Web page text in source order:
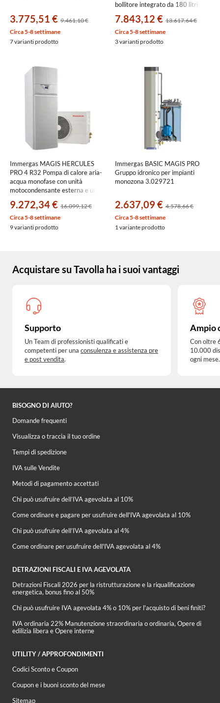
3.775,51 € 9.461,10 €
Circa 5-8 settimane
7 varianti prodotto
bollitore integrato da 180 litri
7.843,12 € 13.617,64 €
Circa 5-8 settimane
3 varianti prodotto
Immergas MAGIS HERCULES
PRO 4 R32 Pompa di calore aria-
acqua monofase con unità
motocondensante esterna e unità
accumulo ACS da 235 litri
3.030428
9.272,34 € 16.099,12 €
Circa 5-8 settimane
9 varianti prodotto
Immergas BASIC MAGIS PRO
Gruppo idronico per impianti
monozona 3.029721
2.637,09 € 4.578,66 €
Circa 5-8 settimane
1 variante prodotto
Acquistare su Tavolla ha i suoi vantaggi
Supporto
Un Team di professionisti qualificati e
competenti per una consulenza e assistenza pre
e post vendita.
Ampio
Con oltre
10.000
ogni mese.
BISOGNO DI AIUTO?
Domande frequenti
Visualizza o traccia il tuo ordine
Tempi di spedizione
IVA sulle Vendite
Metodi di pagamento accettati
Chi può usufruire dell’IVA agevolata al 10%
Come ordinare e pagare per usufruire dell'IVA agevolata al 10%
Chi può usufruire dell’IVA agevolata al 4%
Come ordinare per usufruire dell'IVA agevolata al 4%
DETRAZIONI FISCALI E IVA AGEVOLATA
Detrazioni Fiscali 2026 per la ristrutturazione e la riqualificazione
energetica, bonus fino al 50%
Chi può usufruire IVA agevolata 4% o 10% per l'acquisto di beni finiti?
IVA ordinaria 22% Manutenzione straordinaria o ordinaria, Opere di
edilizia libera e Opere interne
UTILITY / APPROFONDIMENTI
Codici Sconto e Coupon
Coupon e i buoni sconto del mese
Sitemap